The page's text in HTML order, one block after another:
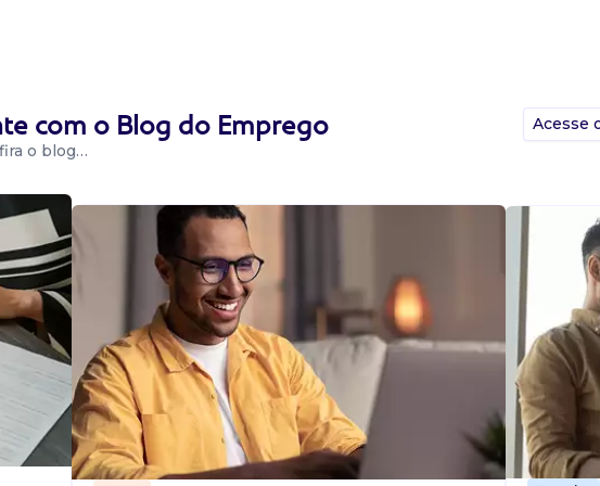
e
Presencial
R. Monteiro,
com o Blog do Emprego
o blog…
Acesse